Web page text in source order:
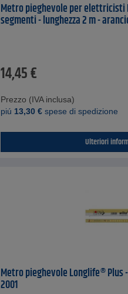
Metro pieghevole per elettricisti
segmenti - lunghezza 2 m -
14,45€
Prezzo (IVA inclusa)
piú 13,30 €spese di spedizione
Ulteriori
Metro pieghevole Longlife® Plus
2001